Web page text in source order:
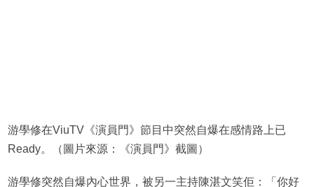
游學修在ViuTV《演員門》節目中突然自爆在感情路上已
Ready。（圖片來源：《演員門》截圖）
游學修突然自爆內心世界，被另一主持陳湛文笑佢：「你好